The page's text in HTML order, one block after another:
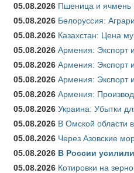
05.08.2026 Пшеница и ячмень
05.08.2026 Белоруссия:
05.08.2026 Казахстан: Цена
05.08.2026 Армения: Экспорт
05.08.2026 Армения: Экспорт
05.08.2026 Армения: Экспорт
05.08.2026 Армения:
05.08.2026 Украина: Убытки
05.08.2026 В Омской области
05.08.2026 Через Азовские
05.08.2026 В России
05.08.2026 Котировки на